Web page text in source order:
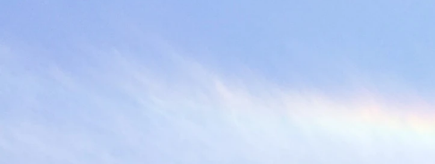
番組サポート / 予報